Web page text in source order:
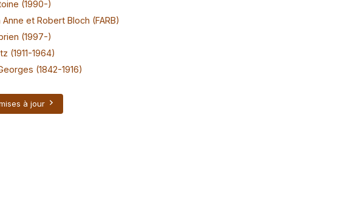
(1990-)
et Robert Bloch (FARB)
(1997-)
(1911-1964)
(1842-1916)
à jour